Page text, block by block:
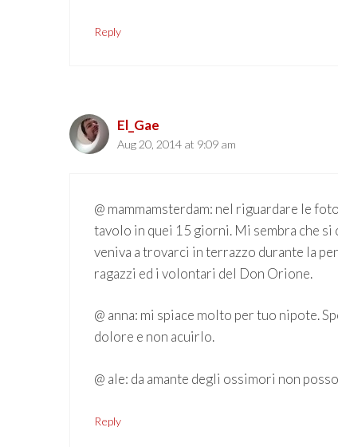
Reply
El_Gae
Aug 20, 2014 at 9:09 am
@ mammamsterdam: nel riguardare le
tavolo in quei 15 giorni. Mi sembra che si
veniva a trovarci in terrazzo durante la
ragazzi ed i volontari del Don Orione.
@ anna: mi spiace molto per tuo nipote.
dolore e non acuirlo.
@ ale: da amante degli ossimori non
Reply